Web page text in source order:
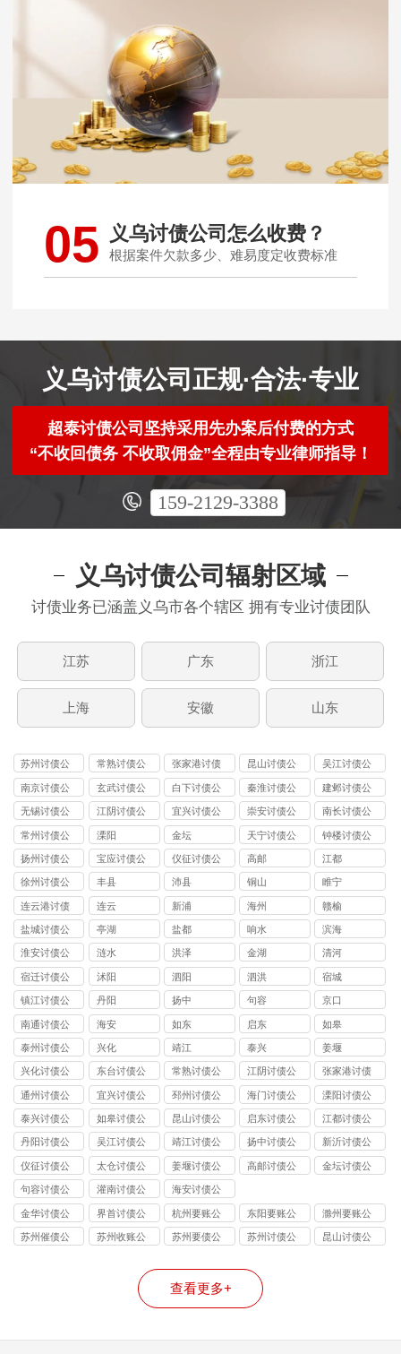
05 义乌讨债公司怎么收费？
根据案件欠款多少、难易度定收费标准
义乌讨债公司正规·合法·专业
超泰讨债公司坚持采用先办案后付费的方式
“不收回债务 不收取佣金”全程由专业律师指导！
159-2129-3388
义乌讨债公司辐射区域
讨债业务已涵盖义乌市各个辖区 拥有专业讨债团队
江苏 广东 浙江
上海 安徽 山东
苏州讨债公
司
常熟讨债公
司
张家港讨债
公司
昆山讨债公
司
吴江讨债公
司
南京讨债公
司
玄武讨债公
司
白下讨债公
司
秦淮讨债公
司
建邺讨债公
司
无锡讨债公
司
江阴讨债公
司
宜兴讨债公
司
崇安讨债公
司
南长讨债公
司
常州讨债公
司
溧阳 金坛
天宁讨债公
司
钟楼讨债公
司
扬州讨债公
司
宝应讨债公
司
仪征讨债公
司
高邮 江都
徐州讨债公
司
丰县 沛县 铜山 睢宁
连云港讨债
公司
连云 新浦 海州 赣榆
盐城讨债公
司
亭湖 盐都 响水 滨海
淮安讨债公
司
涟水 洪泽 金湖 清河
宿迁讨债公
司
沭阳 泗阳 泗洪 宿城
镇江讨债公
司
丹阳 扬中 句容 京口
南通讨债公
司
海安 如东 启东 如皋
泰州讨债公
司
兴化 靖江 泰兴 姜堰
兴化讨债公
司
东台讨债公
司
常熟讨债公
司
江阴讨债公
司
张家港讨债
公司
通州讨债公
司
宜兴讨债公
司
邳州讨债公
司
海门讨债公
司
溧阳讨债公
司
泰兴讨债公
司
如皋讨债公
司
昆山讨债公
司
启东讨债公
司
江都讨债公
司
丹阳讨债公
司
吴江讨债公
司
靖江讨债公
司
扬中讨债公
司
新沂讨债公
司
仪征讨债公
司
太仓讨债公
司
姜堰讨债公
司
高邮讨债公
金坛讨债公
句容讨债公
司
灌南讨债公
司
海安讨债公
司
金华讨债公
司
界首讨债公
司
杭州要账公
司哪家好
东阳要账公
司
滁州要账公
司
苏州催债公
苏州收账公
苏州要债公
苏州讨债公
昆山讨债公
查看更多+